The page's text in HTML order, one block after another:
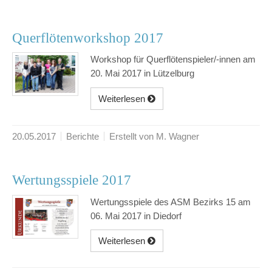
Querflötenworkshop 2017
Workshop für Querflötenspieler/-innen am
20. Mai 2017 in Lützelburg
Weiterlesen
20.05.2017 Berichte Erstellt von M. Wagner
Wertungsspiele 2017
Wertungsspiele des ASM Bezirks 15 am
06. Mai 2017 in Diedorf
Weiterlesen